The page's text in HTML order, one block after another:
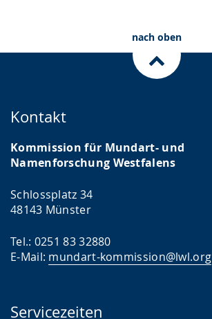
nach oben
Kontakt
Kommission für Mundart- und
Namenforschung Westfalens
Schlossplatz 34
48143 Münster
Tel.: 0251 83 32880
E-Mail: mundart-kommission@lwl.org
Servicezeiten